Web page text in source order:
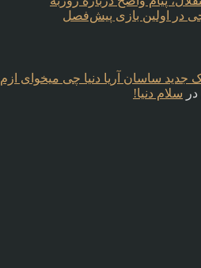
در اولین بازی پیش‌فصل
جدید ساسان آریا دنیا چی میخوای ازم
در سلام دنیا!